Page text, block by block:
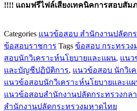
!!!! แถมฟรีไฟล์เสียงเทคนิคการสอบสั
Categories แนวข้อสอบ สำนักงานปลัดก
ข้อสอบราชการ Tags ข้อสอบ กระทรวง
สอบนักวิเคราะห์นโยบายและแผน, แนว
และบัญชีปฏิบัติการ, แนวข้อสอบ นักวิเ
แนวข้อสอบนักวิเคราะห์นโยบายและแ
แนวข้อสอบสํานักงานปลัดกระทรวงกล
สำนักงานปลัดกระทรวงมหาดไทย